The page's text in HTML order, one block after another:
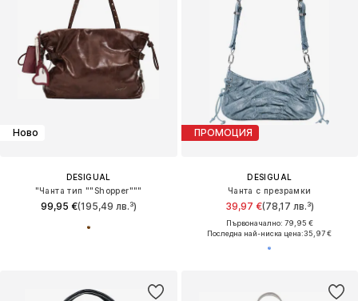
Ново
DESIGUAL
"Чанта тип ""Shopper"""
99,95 €(195,49 лв.³)
ПРОМОЦИЯ
DESIGUAL
Чанта с презрамки
39,97 €(78,17 лв.³)
Първоначално: 79,95 €
Последна най-ниска цена:35,97 €